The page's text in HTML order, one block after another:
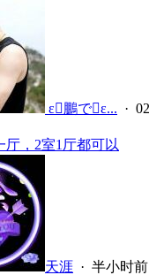
 ε鵬でε... ·
，2室1厅都可以
天涯 · 半小时前